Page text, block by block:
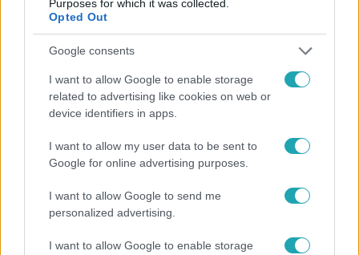
Purposes for which it was collected.
Opted Out
Google consents
I want to allow Google to enable storage
related to advertising like cookies on web or
device identifiers in apps.
I want to allow my user data to be sent to
Google for online advertising purposes.
I want to allow Google to send me
personalized advertising.
I want to allow Google to enable storage